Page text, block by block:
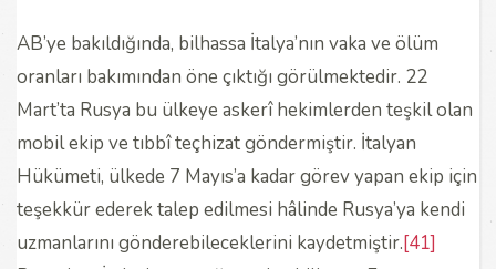
AB’ye bakıldığında, bilhassa İtalya’nın vaka ve ölüm
oranları bakımından öne çıktığı görülmektedir. 22
Mart’ta Rusya bu ülkeye askerî hekimlerden teşkil olan
mobil ekip ve tıbbî teçhizat göndermiştir. İtalyan
Hükümeti, ülkede 7 Mayıs’a kadar görev yapan ekip için
teşekkür ederek talep edilmesi hâlinde Rusya’ya kendi
uzmanlarını gönderebileceklerini kaydetmiştir.[41]